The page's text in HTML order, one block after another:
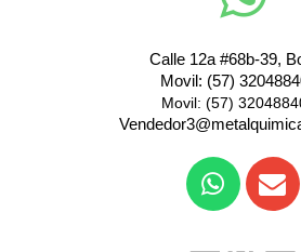
Calle 12a #68b-39,
Movil: (57)
Movil: (57)